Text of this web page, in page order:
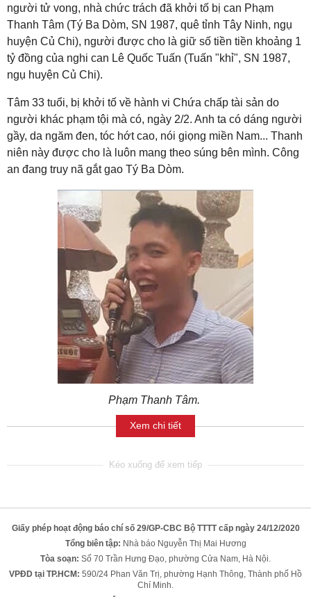
người tử vong, nhà chức trách đã khởi tố bị can Phạm
Thanh Tâm (Tý Ba Dòm, SN 1987, quê tỉnh Tây Ninh, ngụ
huyện Củ Chi), người được cho là giữ số tiền tiền khoảng 1
tỷ đồng của nghi can Lê Quốc Tuấn (Tuấn "khỉ", SN 1987,
ngụ huyện Củ Chi).
Tâm 33 tuổi, bị khởi tố về hành vi Chứa chấp tài sản do
người khác phạm tội mà có, ngày 2/2. Anh ta có dáng người
gầy, da ngăm đen, tóc hớt cao, nói giọng miền Nam... Thanh
niên này được cho là luôn mang theo súng bên mình. Công
an đang truy nã gắt gao Tý Ba Dòm.
Phạm Thanh Tâm.
Xem chi tiết
Giấy phép hoạt động báo chí số 29/GP-CBC Bộ TTTT cấp ngày 24/12/2020
Tổng biên tập: Nhà báo Nguyễn Thị Mai Hương
Tòa soạn: Số 70 Trần Hưng Đạo, phường Cửa Nam, Hà Nội.
VPĐD tại TP.HCM: 590/24 Phan Văn Trị, phường Hạnh Thông, Thành phố Hồ
Chí Minh.